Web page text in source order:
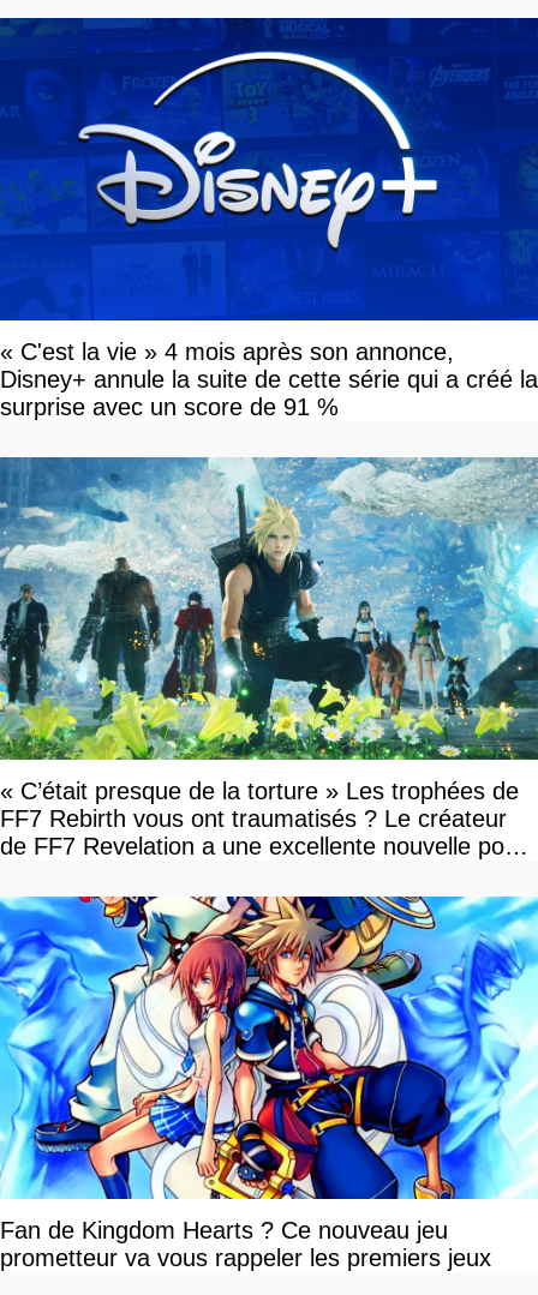
« C'est la vie » 4 mois après son annonce,
Disney+ annule la suite de cette série qui a créé la
surprise avec un score de 91 %
« C’était presque de la torture » Les trophées de
FF7 Rebirth vous ont traumatisés ? Le créateur
de FF7 Revelation a une excellente nouvelle pour
Fan de Kingdom Hearts ? Ce nouveau jeu
prometteur va vous rappeler les premiers jeux